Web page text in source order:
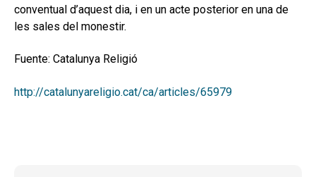
conventual d’aquest dia, i en un acte posterior en una de
les sales del monestir.
Fuente: Catalunya Religió
http://catalunyareligio.cat/ca/articles/65979